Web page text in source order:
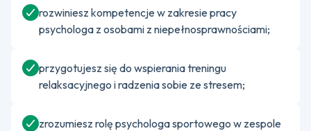
rozwiniesz kompetencje w zakresie pracy
psychologa z osobami z niepełnosprawnościami;
przygotujesz się do wspierania treningu
relaksacyjnego i radzenia sobie ze stresem;
zrozumiesz rolę psychologa sportowego w zespole